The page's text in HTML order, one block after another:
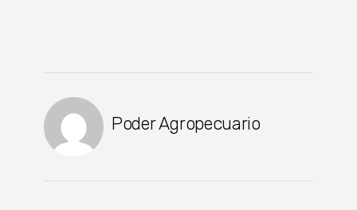
Poder Agropecuario